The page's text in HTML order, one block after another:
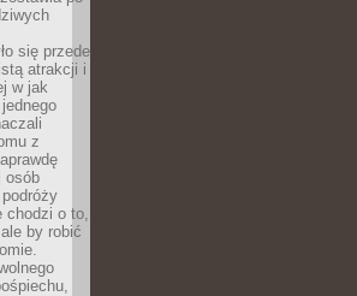
się przede
atrakcji i
w jak
z
osób
chodzi o to,
by robić